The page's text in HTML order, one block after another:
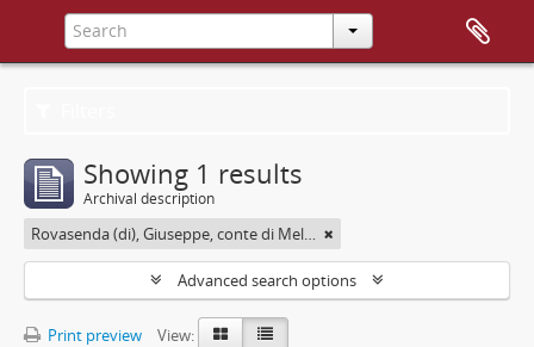
Showing 1 results
Archival description
Rovasenda (di), Giuseppe, conte di Melle <1824-1913>
Advanced search options
Print preview
View: